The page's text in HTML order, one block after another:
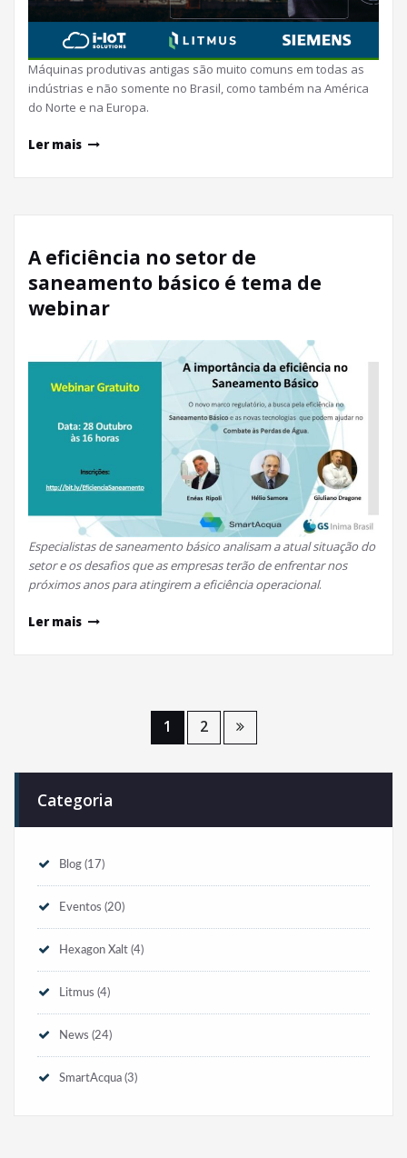
Máquinas produtivas antigas são muito comuns em todas as
indústrias e não somente no Brasil, como também na América
do Norte e na Europa.
Ler mais
A eficiência no setor de
saneamento básico é tema de
webinar
Especialistas de saneamento básico analisam a atual situação do
setor e os desafios que as empresas terão de enfrentar nos
próximos anos para atingirem a eficiência operacional.
Ler mais
1 2
Categoria
Blog (17)
Eventos (20)
Hexagon Xalt (4)
Litmus (4)
News (24)
SmartAcqua (3)